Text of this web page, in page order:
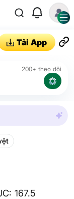
Tải App
200+ theo dõi
167.5